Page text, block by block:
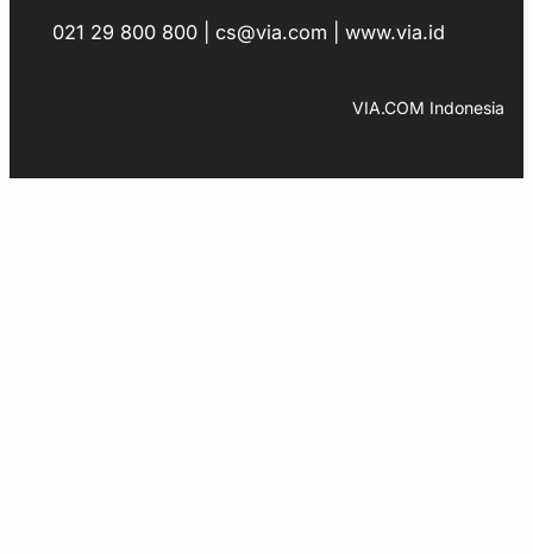
021 29 800 800 | cs@via.com | www.via.id
VIA.COM Indonesia